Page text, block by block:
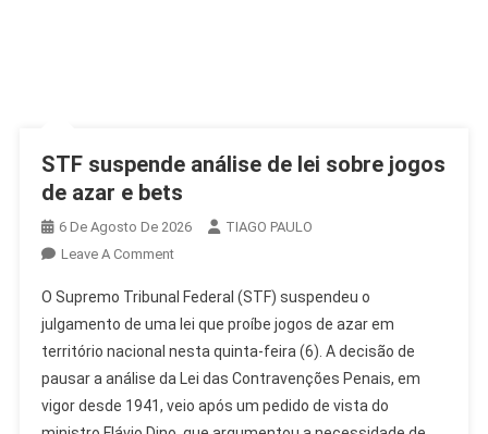
STF suspende análise de lei sobre jogos
de azar e bets
6 De Agosto De 2026
TIAGO PAULO
Leave A CommentOn
Suspende
Análise
De
Lei
Sobre
Jogos
O Supremo Tribunal Federal (STF) suspendeu o
julgamento de uma lei que proíbe jogos de azar em
território nacional nesta quinta-feira (6). A decisão de
pausar a análise da Lei das Contravenções Penais, em
vigor desde 1941, veio após um pedido de vista do